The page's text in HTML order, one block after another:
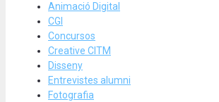
Animació Digital
CGI
Concursos
Creative CITM
Disseny
Entrevistes alumni
Fotografia